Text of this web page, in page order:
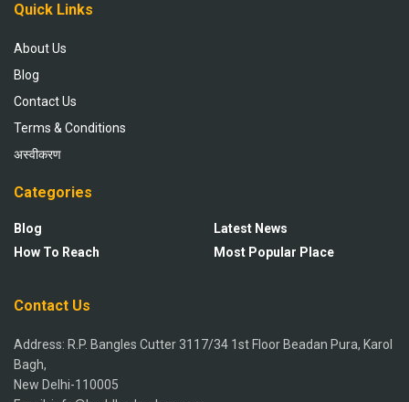
Quick Links
About Us
Blog
Contact Us
Terms & Conditions
अस्वीकरण
Categories
Blog
How To Reach
Latest News
Most Popular Place
Contact Us
Address: R.P. Bangles Cutter 3117/34 1st Floor Beadan Pura, Karol
Bagh,
New Delhi-110005